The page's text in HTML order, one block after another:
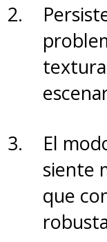
El
siente
que